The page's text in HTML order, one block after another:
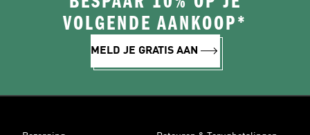
VOLGENDE AANKOOP*
MELD JE GRATIS AAN